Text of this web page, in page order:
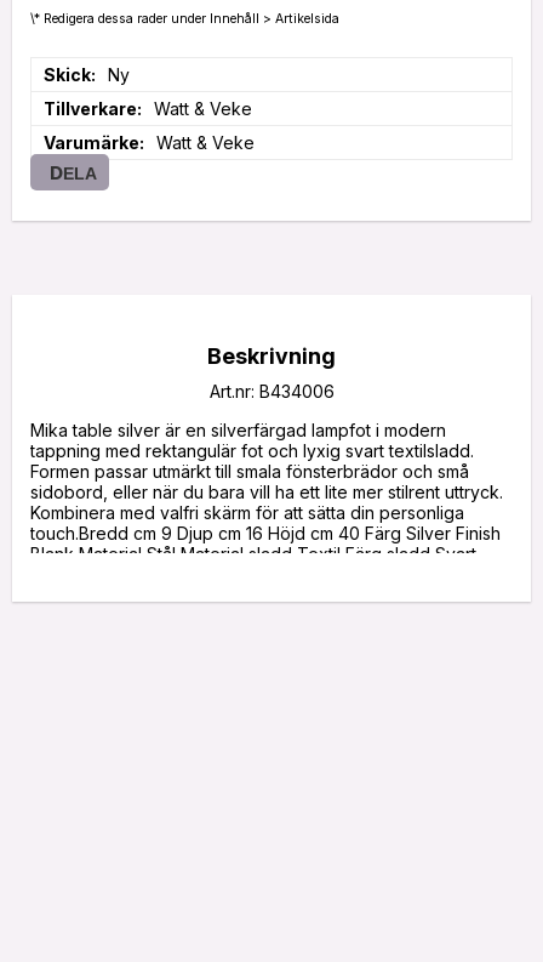
\* Redigera dessa rader under Innehåll > Artikelsida
Skick
Ny
Tillverkare
Watt & Veke
Varumärke
Watt & Veke
DELA
Beskrivning
Art.nr: B434006
Mika table silver är en silverfärgad lampfot i modern
tappning med rektangulär fot och lyxig svart textilsladd.
Formen passar utmärkt till smala fönsterbrädor och små
sidobord, eller när du bara vill ha ett lite mer stilrent uttryck.
Kombinera med valfri skärm för att sätta din personliga
touch.Bredd cm 9 Djup cm 16 Höjd cm 40 Färg Silver Finish
Blank Material Stål Material sladd Textil Färg sladd Svart